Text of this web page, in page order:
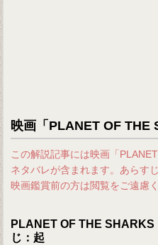
映画「PLANET OF THE
この解説記事には映画「
ネタバレが含まれます。あらす
映画鑑賞前の方は閲覧をご遠慮く
PLANET OF THE
じ：起